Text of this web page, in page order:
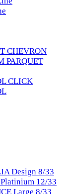
CHEVRON
PARQUET
CLICK
Design 8/33
12/33
Large 8/33